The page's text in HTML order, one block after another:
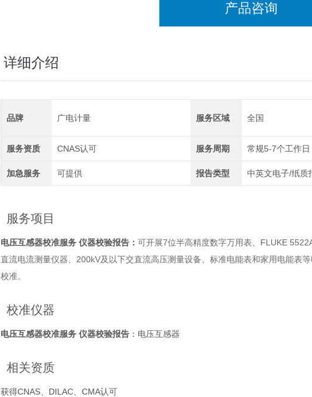
产品咨询
详细介绍
品牌 广电计量 服务区域 全国
服务资质 CNAS认可 服务周期 常规5-7个工作日
加急服务 可提供 报告类型 中英文电子/纸质
服务项目
电压互感器校准服务 仪器校验报告 ： 可开展7位半高精度数字万用表、FLUKE
直流电流测量仪器、200kV及以下交直流高压测量设备、标准电能表和家用电能表
校准。
校准仪器
电压互感器校准服务 仪器校验报告 ：电压互感器
相关资质
获得CNAS、DILAC、CMA认可